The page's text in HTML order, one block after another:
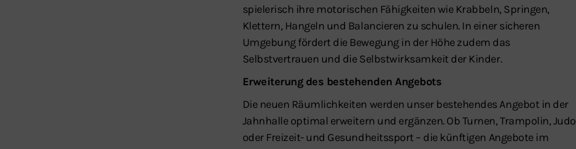
spielerisch ihre motorischen Fähigkeiten wie Krabbeln, Springen,
Klettern, Hangeln und Balancieren zu schulen. In einer sicheren
Umgebung fördert die Bewegung in der Höhe zudem das
Selbstvertrauen und die Selbstwirksamkeit der Kinder.
Erweiterung des bestehenden Angebots
Die neuen Räumlichkeiten werden unser bestehendes Angebot in der
Jahnhalle optimal erweitern und ergänzen. Ob Turnen, Trampolin, Judo
oder Freizeit- und Gesundheitssport – die künftigen Angebote im